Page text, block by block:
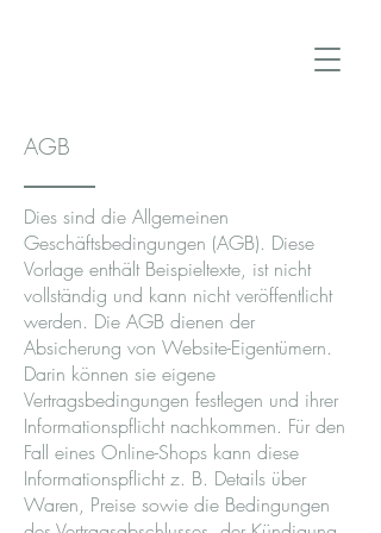
AGB
Dies sind die Allgemeinen
Geschäftsbedingungen (AGB). Diese
Vorlage enthält Beispieltexte, ist nicht
vollständig und kann nicht veröffentlicht
werden. Die AGB dienen der
Absicherung von Website-Eigentümern.
Darin können sie eigene
Vertragsbedingungen festlegen und ihrer
Informationspflicht nachkommen. Für den
Fall eines Online-Shops kann diese
Informationspflicht z. B. Details über
Waren, Preise sowie die Bedingungen